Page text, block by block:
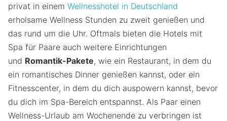
privat in einem Wellnesshotel in Deutschland
erholsame Wellness Stunden zu zweit genießen und
das rund um die Uhr. Oftmals bieten die Hotels mit
Spa für Paare auch weitere Einrichtungen
und Romantik-Pakete, wie ein Restaurant, in dem du
ein romantisches Dinner genießen kannst, oder ein
Fitnesscenter, in dem du dich auspowern kannst, bevor
du dich im Spa-Bereich entspannst. Als Paar einen
Wellness-Urlaub am Wochenende zu verbringen ist